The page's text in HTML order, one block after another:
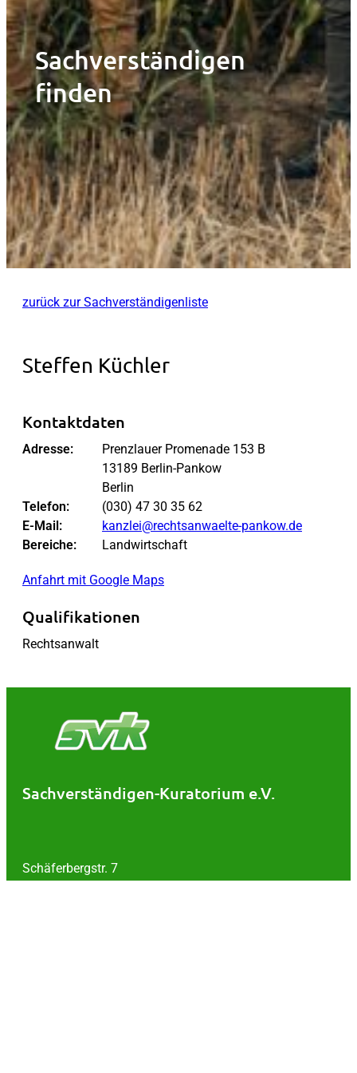
Sachverständigen
finden
zurück zur Sachverständigenliste
Steffen Küchler
Kontaktdaten
Adresse:
Prenzlauer Promenade 153 B
13189 Berlin-Pankow
Berlin
Telefon:
(030) 47 30 35 62
E-Mail:
kanzlei@rechtsanwaelte-pankow.de
Bereiche:
Landwirtschaft
Anfahrt mit Google Maps
Qualifikationen
Rechtsanwalt
Sachverständigen-Kuratorium e.V.
Schäferbergstr. 7